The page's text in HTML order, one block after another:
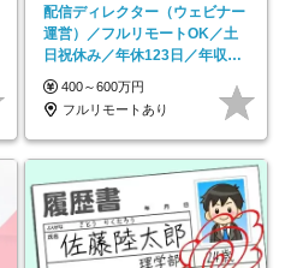
配信ディレクター（ウェビナー
運営）／フルリモートOK／土
日祝休み／年休123日／年収
600万円可
400～600万円
フルリモートあり